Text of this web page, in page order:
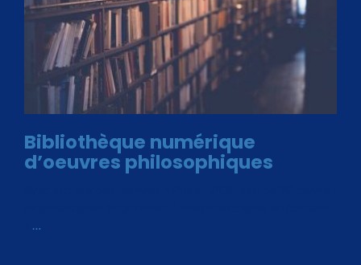
Bibliothèque numérique
d’oeuvres philosophiques